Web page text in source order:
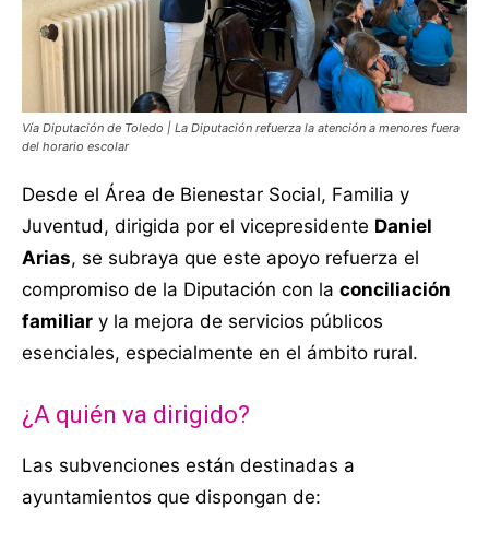
Vía Diputación de Toledo | La Diputación refuerza la atención a menores fuera
del horario escolar
Desde el Área de Bienestar Social, Familia y
Juventud, dirigida por el vicepresidente Daniel
Arias, se subraya que este apoyo refuerza el
compromiso de la Diputación con la conciliación
familiar y la mejora de servicios públicos
esenciales, especialmente en el ámbito rural.
¿A quién va dirigido?
Las subvenciones están destinadas a
ayuntamientos que dispongan de: